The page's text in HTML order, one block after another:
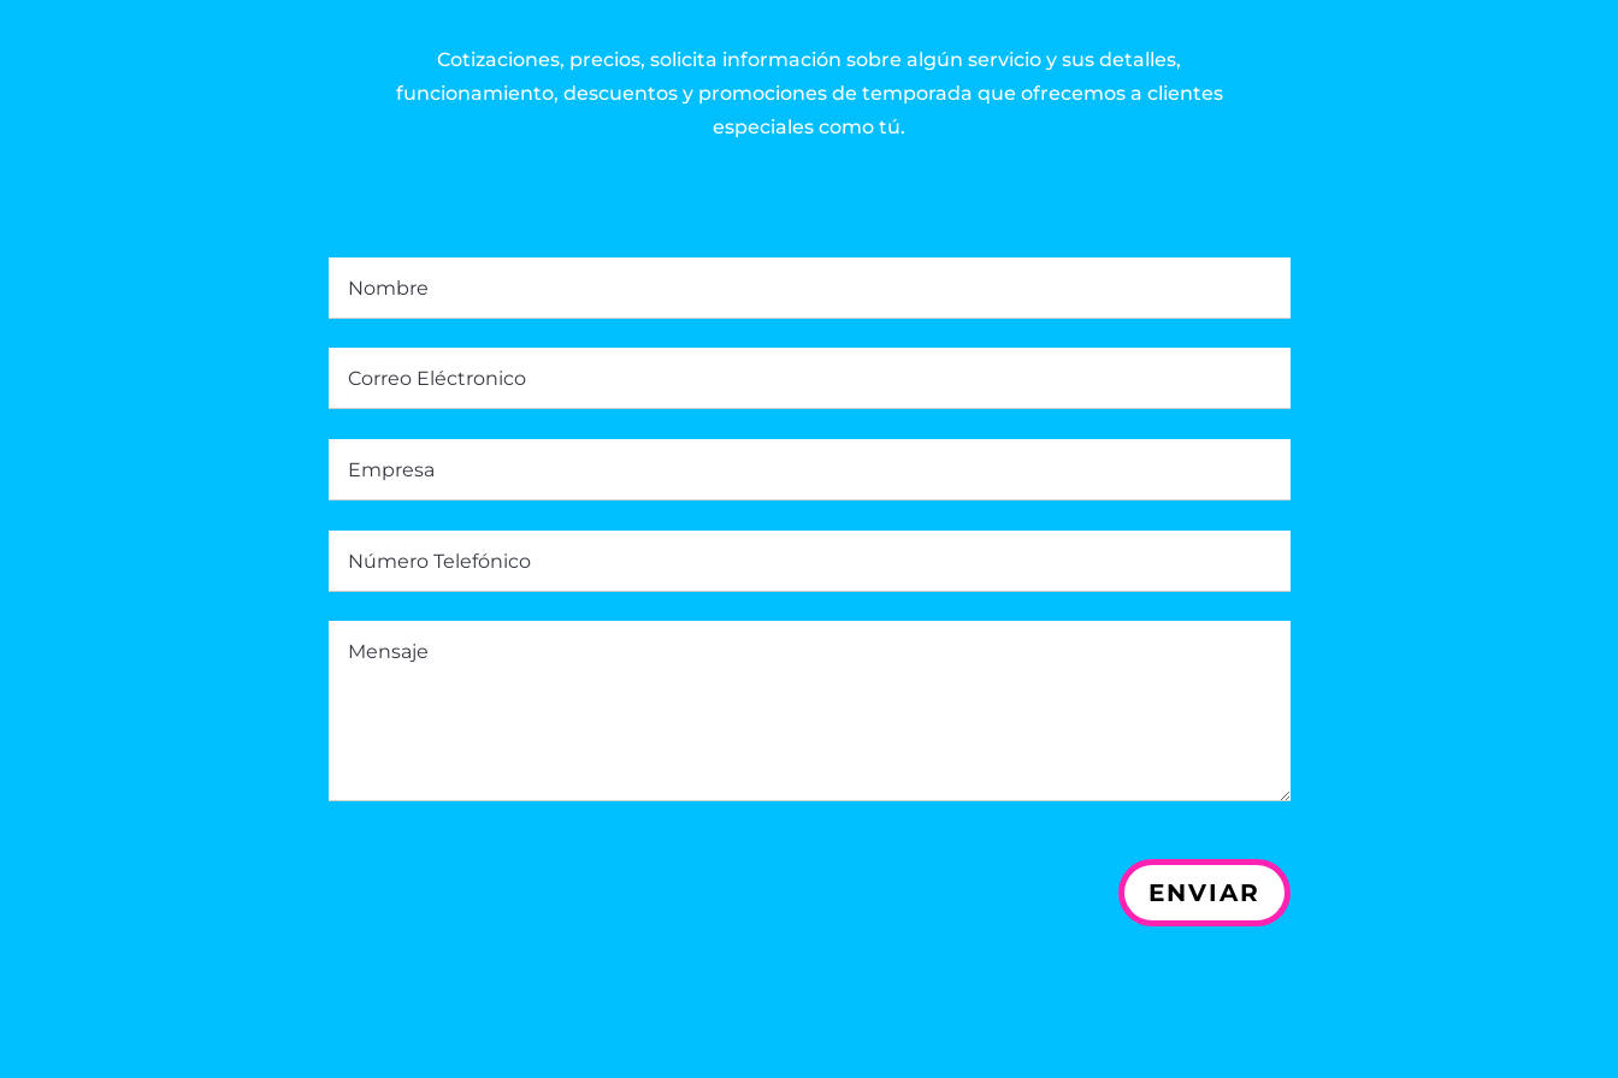
Cotizaciones, precios, solicita información sobre algún servicio y sus detalles,
funcionamiento, descuentos y promociones de temporada que ofrecemos a clientes
especiales como tú.
ENVIAR